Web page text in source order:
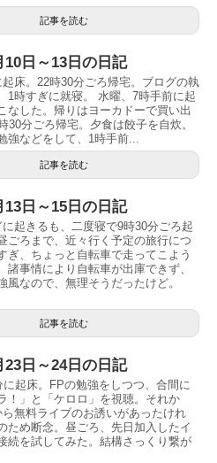
記事を読む
10日～13日の日記
床。22時30分ごろ帰宅。ブログの執
1時すぎに就寝。 水曜、7時手前に起
なした。帰りはヨーカドーで買い出
30分ごろ帰宅。夕食は餃子を自炊。
強などをして、1時手前...
記事を読む
13日～15日の日記
起きるも、二度寝で9時30分ごろ起
ごろまで、近々行く予定の旅行につ
ぎ、ちょっと自転車で走ってこよう
諸事情により自転車が出庫できず、
風なので、無理そうだったけど。
記事を読む
23日～24日の日記
に起床。FPの勉強をしつつ、合間に
！」と「ケロロ」を視聴。それか
無料ライブのお誘いがあったけれ
ため断念。昼ごろ、先日加入したイ
続を試してみた。結構さっくり繋が